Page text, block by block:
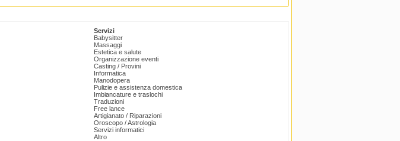
Servizi
Babysitter
Massaggi
Estetica e salute
Organizzazione eventi
Casting / Provini
Informatica
Manodopera
Pulizie e assistenza domestica
Imbiancature e traslochi
Traduzioni
Free lance
Artigianato / Riparazioni
Oroscopo / Astrologia
Servizi informatici
Altro